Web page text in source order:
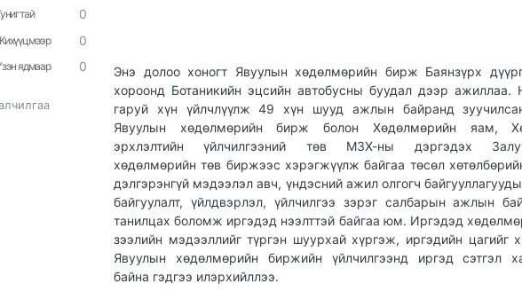
0
0
ядмаар 0
Энэ долоо хоногт Явуулын хөдөлмөрийн бирж Баянзүрх
хороонд Ботаникийн эцсийн автобусны буудал дээр ажиллаа.
гаруй хүн үйлчлүүлж 49 хүн шууд ажлын байранд
Явуулын хөдөлмөрийн бирж болон Хөдөлмөрийн яам,
эрхлэлтийн үйлчилгээний төв МЗХ-ны дэргэдэх
хөдөлмөрийн төв биржээс хэрэгжүүлж байгаа төсөл
дэлгэрэнгүй мэдээлэл авч, үндэсний ажил олгогч
байгуулалт, үйлдвэрлэл, үйлчилгээ зэрэг салбарын ажлын
танилцах боломж иргэдэд нээлттэй байгаа юм. Иргэдэд
зээлийн мэдээллийг түргэн шуурхай хүргэж, иргэдийн цагийг
Явуулын хөдөлмөрийн биржийн үйлчилгээнд иргэд сэтгэл
байна гэдгээ илэрхийллээ.